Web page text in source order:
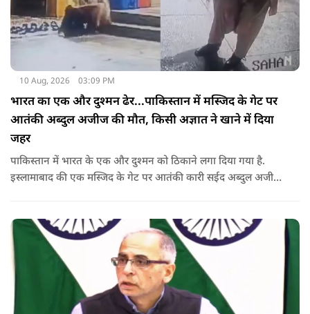
10 Aug, 2026 03:09 PM
भारत का एक और दुश्मन ढेर...पाकिस्तान में मस्जिद के गेट पर
आतंकी अब्दुल अजीज की मौत, किसी अज्ञात ने खाने में दिया
जहर
पाकिस्तान में भारत के एक और दुश्मन को ठिकाने लगा दिया गया है.
इस्लामाबाद की एक मस्जिद के गेट पर आतंकी कारी सईद अब्दुल अजीज